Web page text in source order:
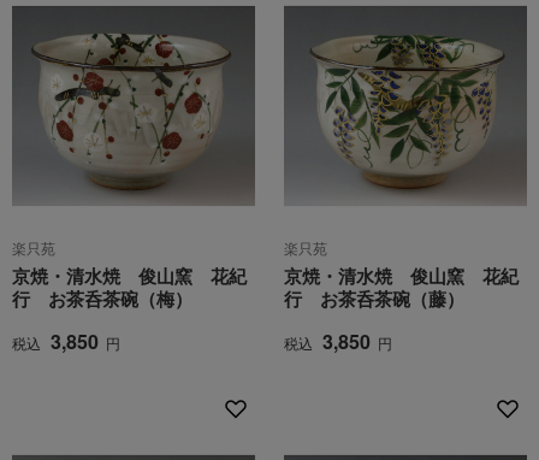
楽只苑
京焼・清水焼 俊山窯 花紀
行 お茶呑茶碗（梅）
税込 3,850 円
楽只苑
京焼・清水焼 俊山窯 花紀
行 お茶呑茶碗（藤）
税込 3,850 円